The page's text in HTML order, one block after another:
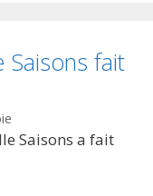
Saisons fait
Saisons a fait